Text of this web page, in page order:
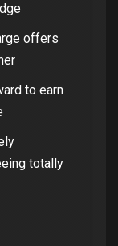
offers
to earn
totally